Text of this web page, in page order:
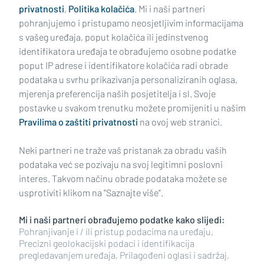
Impressum Uvjeti korištenja Politika privatnosti
Politika kolačića Kontakt Pritužbe Suradnici
Oglašavanje
RUBRIKE
BRODSKO-POSAVSKA ŽUPANIJA
POŽEŠKO-SLAVONSKA ŽUPANIJA
privatnosti, Politika kolačića. Mi i naši partneri
pohranjujemo i pristupamo neosjetljivim informacijama
s vašeg uređaja, poput kolačića ili jedinstvenog
identifikatora uređaja te obrađujemo osobne podatke
poput IP adrese i identifikatore kolačića radi obrade
podataka u svrhu prikazivanja personaliziranih oglasa,
mjerenja preferencija naših posjetitelja i sl. Svoje
postavke u svakom trenutku možete promijeniti u našim
Pravilima o zaštiti privatnosti na ovoj web stranici.
Neki partneri ne traže vaš pristanak za obradu vaših
podataka već se pozivaju na svoj legitimni poslovni
interes. Takvom načinu obrade podataka možete se
usprotiviti klikom na "Saznajte više".
Mi i naši partneri obrađujemo podatke kako slijedi:
Pohranjivanje i / ili pristup podacima na uređaju,
Precizni geolokacijski podaci i identifikacija
pregledavanjem uređaja, Prilagođeni oglasi i sadržaj,